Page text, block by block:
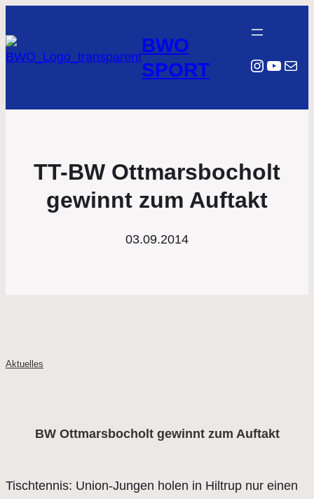
BWO
SPORT
E-Mail
TT-BW Ottmarsbocholt
gewinnt zum Auftakt
03.09.2014
Aktuelles
BW Ottmarsbocholt gewinnt zum Auftakt
Tischtennis: Union-Jungen holen in Hiltrup nur einen